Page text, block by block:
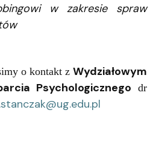
w zakresie spraw
o kontakt z Wydziałowym
Psychologicznego dr